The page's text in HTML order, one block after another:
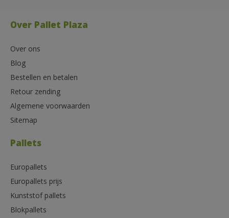
Over Pallet Plaza
Over ons
Blog
Bestellen en betalen
Retour zending
Algemene voorwaarden
Sitemap
Pallets
Europallets
Europallets prijs
Kunststof pallets
Blokpallets